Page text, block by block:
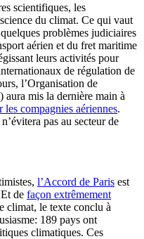
scientifiques, les
du climat. Ce qui vaut
problèmes judiciaires
aérien et du fret maritime
leurs activités pour
de régulation de
l’Organisation de
mis la dernière main à
les compagnies aériennes.
pas au secteur de
l’Accord de Paris est
de façon extrêmement
climat, le texte conclu à
189 pays ont
climatiques. Ces